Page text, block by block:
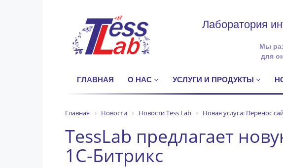
Лаборатория
Мы
для
ГЛАВНАЯ О НАС УСЛУГИ И ПРОДУКТЫ
Главная Новости Новости Tess Lab Новая услуга: Перенос
TessLab предлагает
1С-Битрикс